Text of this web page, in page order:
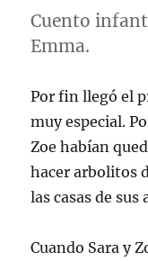
Cuento
Emma.
Por fin llegó el
muy especial.
Zoe habían
hacer arbolitos
las casas de
Cuando Sara y